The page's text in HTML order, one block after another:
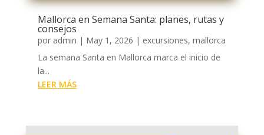
Mallorca en Semana Santa: planes, rutas y
consejos
por admin | May 1, 2026 | excursiones, mallorca
La semana Santa en Mallorca marca el inicio de
la...
LEER MÁS